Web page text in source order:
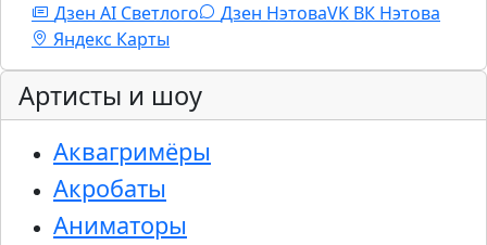
Дзен AI Светлого Дзен НэтоваVK ВК Нэтова
Яндекс Карты
Артисты и шоу
Аквагримёры
Акробаты
Аниматоры